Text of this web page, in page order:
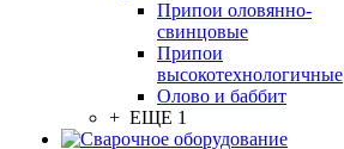
Припои оловянно-
свинцовые
Припои
высокотехнологичные
Олово и баббит
+ ЕЩЕ 1